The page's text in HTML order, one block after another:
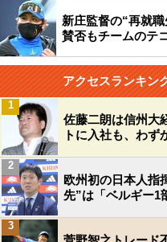
新庄監督の“再就
賛否もチームのテ
アクセスランキン
佐藤二朗は信州大
トに入社も、わず
1
欧州初の日本人指
先”は「ベルギー1
2
3